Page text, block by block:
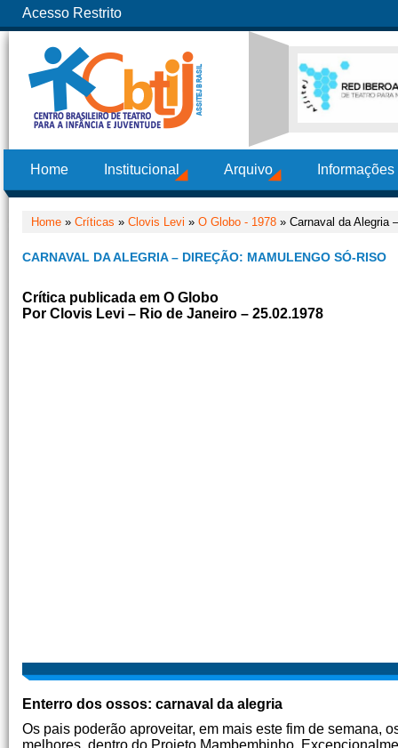
Acesso Restrito
Home Institucional Arquivo
Home » Críticas » Clovis Levi » O Globo - 1978 » Carnaval da Alegria
CARNAVAL DA ALEGRIA – DIREÇÃO: MAMULENGO SÓ-RISO
Crítica publicada em O Globo
Por Clovis Levi – Rio de Janeiro – 25.02.1978
Enterro dos ossos: carnaval da alegria
Os pais poderão aproveitar, em mais este fim de semana,
melhores, dentro do Projeto Mambembinho.